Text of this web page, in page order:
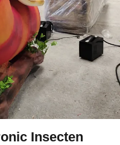
Insecten